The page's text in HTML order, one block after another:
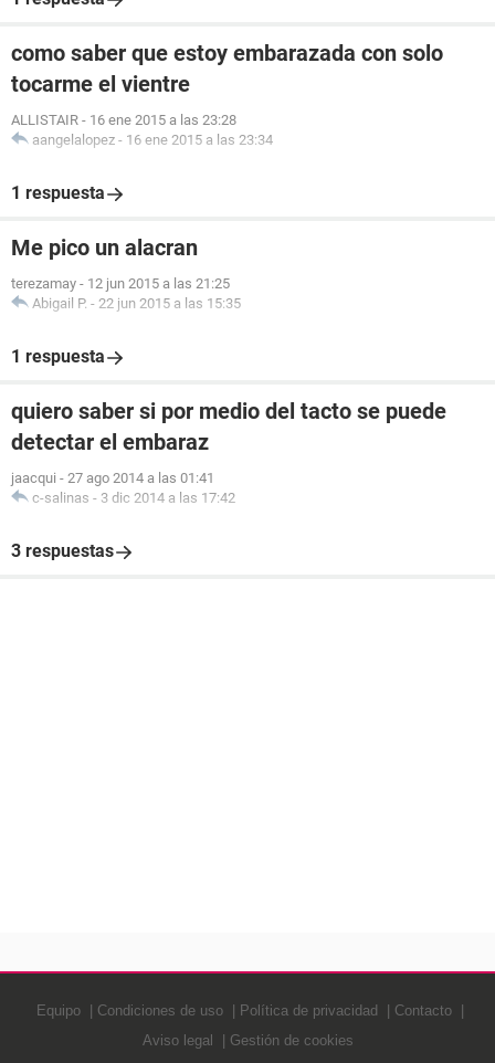
como saber que estoy embarazada con solo
tocarme el vientre
ALLISTAIR - 16 ene 2015 a las 23:28
aangelalopez - 16 ene 2015 a las 23:34
1 respuesta
Me pico un alacran
terezamay - 12 jun 2015 a las 21:25
Abigail P. - 22 jun 2015 a las 15:35
1 respuesta
quiero saber si por medio del tacto se puede
detectar el embaraz
jaacqui - 27 ago 2014 a las 01:41
c-salinas - 3 dic 2014 a las 17:42
3 respuestas
Equipo Condiciones de uso Política de privacidad
Contacto
Aviso legal
Gestión de cookies